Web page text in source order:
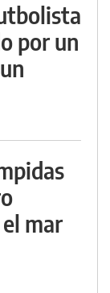
por un
mar